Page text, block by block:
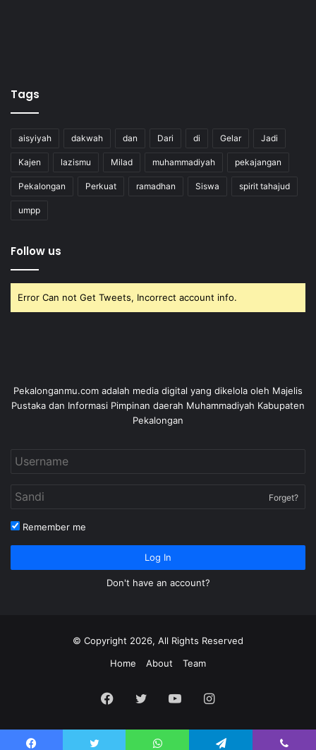
Tags
aisyiyah dakwah dan Dari di Gelar Jadi
Kajen lazismu Milad muhammadiyah pekajangan
Pekalongan Perkuat ramadhan Siswa spirit tahajud
umpp
Follow us
Error Can not Get Tweets, Incorrect account info.
Pekalonganmu.com adalah media digital yang dikelola oleh Majelis
Pustaka dan Informasi Pimpinan daerah Muhammadiyah Kabupaten
Pekalongan
Forget?
Remember me
Log In
Don't have an account?
© Copyright 2026, All Rights Reserved
Home
About Team
Facebook
Twitter YouTubeInstagram